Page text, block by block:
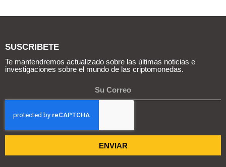
SUSCRIBETE
Te mantendremos actualizado sobre las últimas noticias e
investigaciones sobre el mundo de las criptomonedas.
ENVIAR